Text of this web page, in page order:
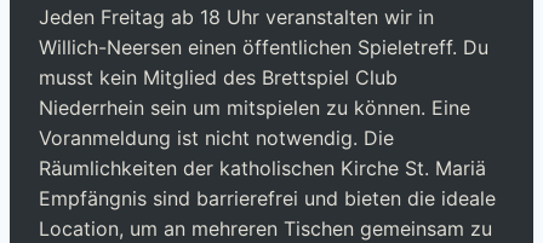
Jeden Freitag ab 18 Uhr veranstalten wir in
Willich-Neersen einen öffentlichen Spieletreff. Du
musst kein Mitglied des Brettspiel Club
Niederrhein sein um mitspielen zu können. Eine
Voranmeldung ist nicht notwendig. Die
Räumlichkeiten der katholischen Kirche St. Mariä
Empfängnis sind barrierefrei und bieten die ideale
Location, um an mehreren Tischen gemeinsam zu